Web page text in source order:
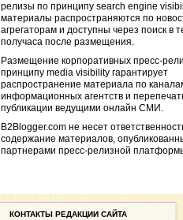
релизы по принципу search engine
материалы распространяются по
агрегаторам и доступны через поиск в
получаса после размещения.
Размещение корпоративных пресс-
принципу media visibility гарантирует
распространение материала по
информационных агентств и
публикации ведущими онлайн СМИ.
B2Blogger.com не несет
содержание материалов,
партнерами пресс-релизной
КОНТАКТЫ РЕДАКЦИИ САЙТА